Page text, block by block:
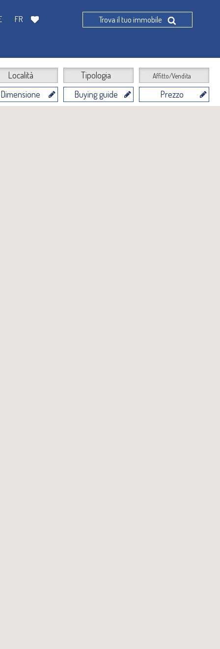
Località Tipologia Affitto/Vendita
Dimensione Buying guide Prezzo
FR Trova il tuo immobile